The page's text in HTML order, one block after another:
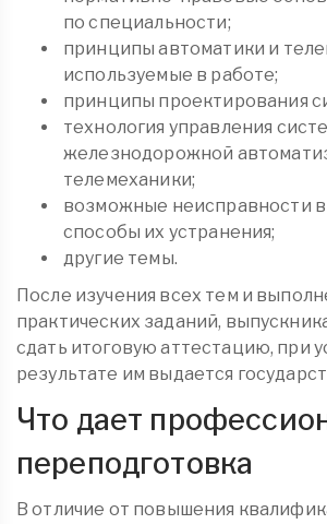
по специальности;
принципы автоматики и
используемые в работе;
принципы проектирования
технология управления
железнодорожной
телемеханики;
возможные неисправности в
способы их устранения;
другие темы.
После изучения всех тем и
практических заданий,
сдать итоговую аттестацию, при
результате им выдается
Что дает
переподготовка
В отличие от повышения